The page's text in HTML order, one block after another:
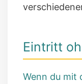
Eintritt
Wenn du mit